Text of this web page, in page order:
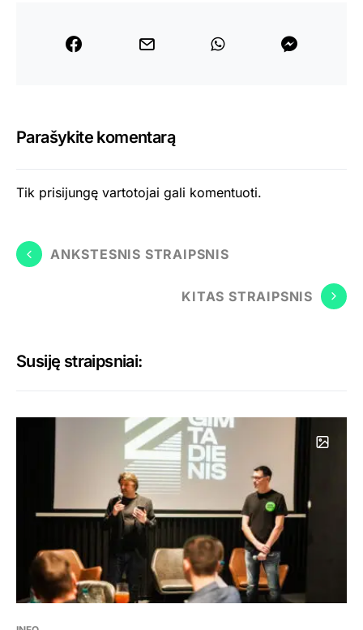
Parašykite komentarą
Tik prisijungę vartotojai gali komentuoti.
ANKSTESNIS STRAIPSNIS
KITAS STRAIPSNIS
Susiję straipsniai: